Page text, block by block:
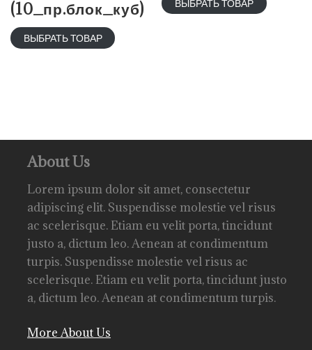
(10_пр.блок_куб)
ВЫБРАТЬ ТОВАР
ВЫБРАТЬ ТОВАР
About Us
Lorem ipsum dolor sit amet, consectetur
adipiscing elit. Suspendisse molestie vel risus
ac scelerisque. Etiam eu velit porta, tincidunt
justo a, dictum leo. Aenean at condimentum
turpis. Suspendisse molestie vel risus ac
scelerisque. Etiam eu velit porta, tincidunt justo
a, dictum leo. Aenean at condimentum turpis.
More About Us